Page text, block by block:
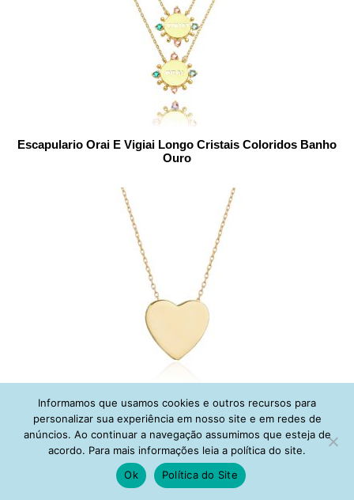
Escapulario Orai E Vigiai Longo Cristais Coloridos Banho
Ouro
Colar De Coração Liso Banho Ouro Semi Joia
Informamos que usamos cookies e outros recursos para
personalizar sua experiência em nosso site e em redes de
anúncios. Ao continuar a navegação assumimos que esteja de
acordo. Para mais informações leia a política do site.
Ok
Política do Site